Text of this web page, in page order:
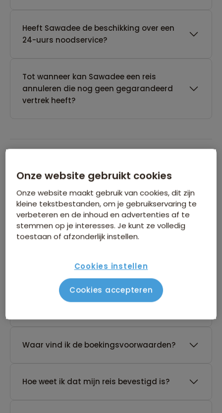
Heeft Sawadee de beschikking over een
24-uurs noodservice?
Tot wanneer kan Sawadee een reis
annuleren die nog geen gegarandeerd
vertrek heeft?
Boeken van je reis
Wanneer kan ik het beste een reis
boeken?
De reis van mijn keuze heeft nog geen
Waar vind ik de boekingsvoorwaarden?
Hoe weet ik dat mijn reis bevestigd is?
Onze website gebruikt cookies
Onze website maakt gebruik van cookies, dit zijn
kleine tekstbestanden, om je gebruikservaring te
verbeteren en de inhoud en advertenties af te
stemmen op je interesses. Je kunt ze volledig
toestaan of afzonderlijk instellen.
Cookies instellen
Cookies accepteren